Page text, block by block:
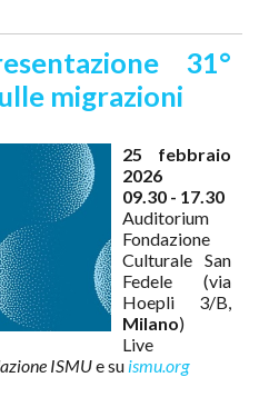
31°
migrazioni
25 febbraio
2026
09.30 - 17.30
Auditorium
Fondazione
Culturale San
Fedele (via
Hoepli 3/B,
Milano)
Live
ISMUe su ismu.org